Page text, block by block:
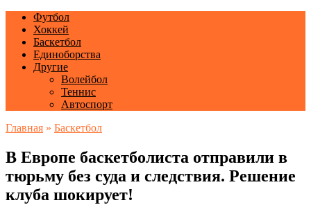
Футбол
Хоккей
Баскетбол
Единоборства
Другие
Волейбол
Теннис
Автоспорт
Главная » Баскетбол
В Европе баскетболиста отправили в
тюрьму без суда и следствия. Решение
клуба шокирует!